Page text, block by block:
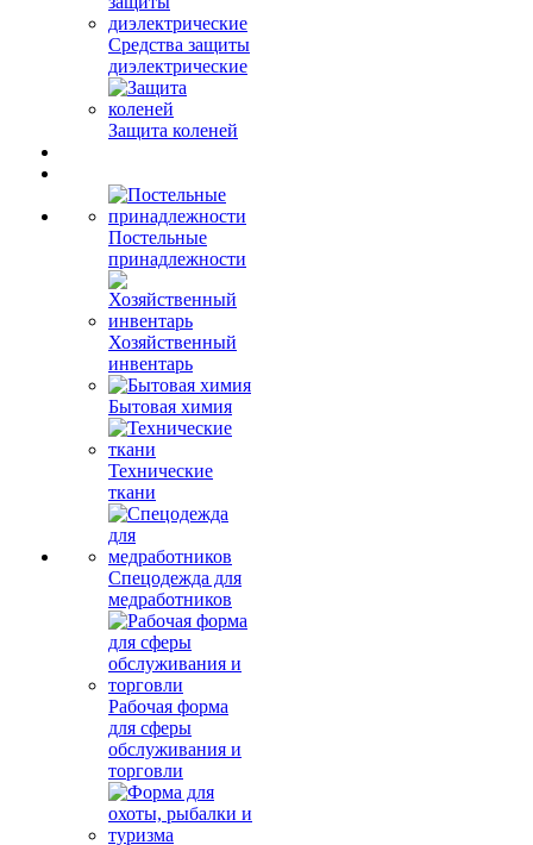
Средства защиты
диэлектрические
Защита коленей
Постельные
принадлежности
Хозяйственный
инвентарь
Бытовая химия
Технические
ткани
Спецодежда для
медработников
Рабочая форма
для сферы
обслуживания и
торговли